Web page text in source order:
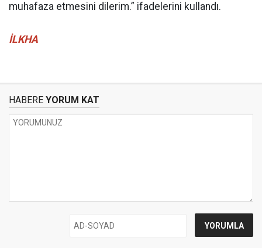
muhafaza etmesini dilerim.” ifadelerini kullandı.
İLKHA
HABERE YORUM KAT